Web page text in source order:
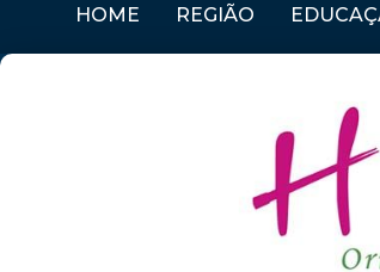
HOME REGIÃO